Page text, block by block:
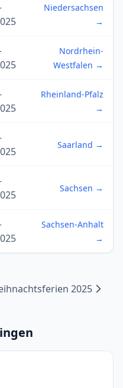
Niedersachsen
→
Nordrhein-
Westfalen →
Rheinland-Pfalz
→
Saarland →
Sachsen →
Sachsen-Anhalt
→
2025